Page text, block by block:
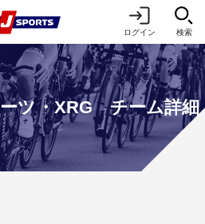
ログイン 検索
ツ・XRG チーム詳細